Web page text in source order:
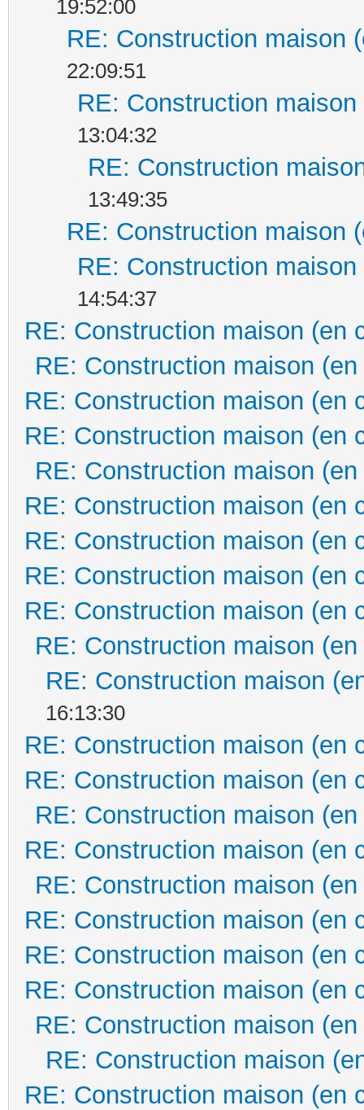
19:52:00
RE: Construction maison
22:09:51
RE: Construction
13:04:32
RE: Construction
13:49:35
RE: Construction maison
RE: Construction
14:54:37
RE: Construction maison (en
RE: Construction maison
RE: Construction maison (en
RE: Construction maison (en
RE: Construction maison
RE: Construction maison (en
RE: Construction maison (en
RE: Construction maison (en
RE: Construction maison (en
RE: Construction maison
RE: Construction maison
16:13:30
RE: Construction maison (en
RE: Construction maison (en
RE: Construction maison
RE: Construction maison (en
RE: Construction maison
RE: Construction maison (en
RE: Construction maison (en
RE: Construction maison (en
RE: Construction maison
RE: Construction maison
RE: Construction maison (en